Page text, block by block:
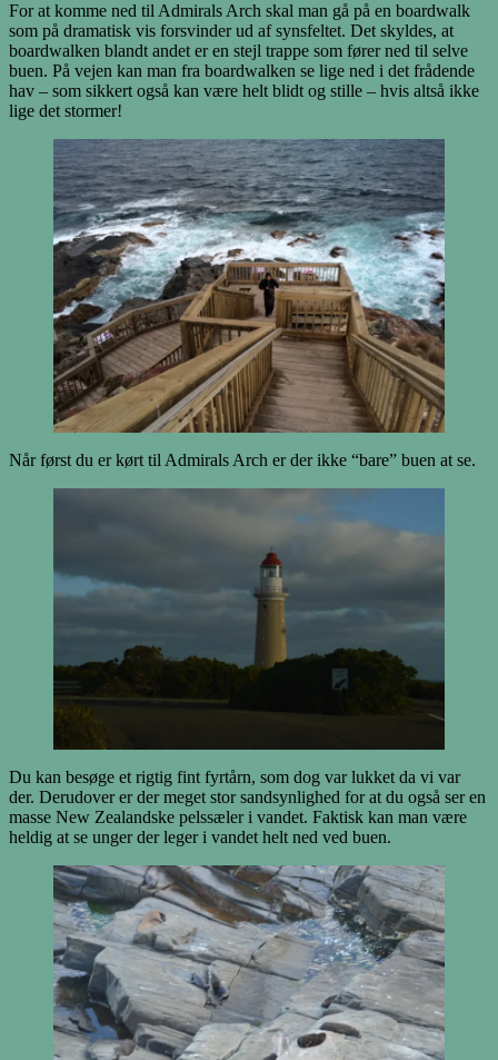
For at komme ned til Admirals Arch skal man gå på en boardwalk
som på dramatisk vis forsvinder ud af synsfeltet. Det skyldes, at
boardwalken blandt andet er en stejl trappe som fører ned til selve
buen. På vejen kan man fra boardwalken se lige ned i det frådende
hav – som sikkert også kan være helt blidt og stille – hvis altså ikke
lige det stormer!
Når først du er kørt til Admirals Arch er der ikke “bare” buen at se.
Du kan besøge et rigtig fint fyrtårn, som dog var lukket da vi var
der. Derudover er der meget stor sandsynlighed for at du også ser en
masse New Zealandske pelssæler i vandet. Faktisk kan man være
heldig at se unger der leger i vandet helt ned ved buen.